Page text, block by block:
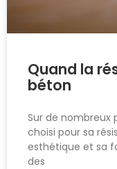
Quand la
béton
Sur de nombreux
choisi pour sa
esthétique et sa
des